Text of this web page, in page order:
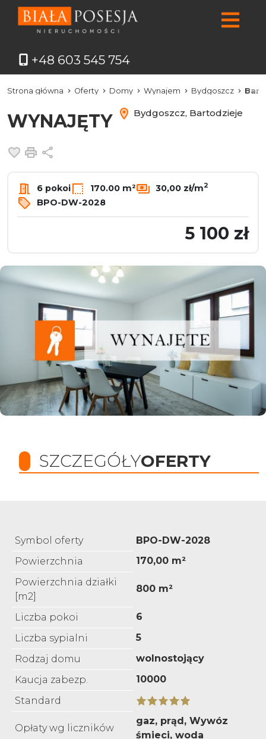
+48 603 545 754
Strona główna Oferty Domy Wynajem Bydgoszcz
WYNAJĘTY Bydgoszcz, Bartodzieje
Dodaj do ulubionych
Drukuj
6 pokoi 170.00 m² 30,00 zł/m2
BPO-DW-2028
5 100 zł
SZCZEGÓŁYOFERTY
Symbol oferty
BPO-DW-2028
Powierzchnia
170,00 m²
Powierzchnia działki
[m2]
800 m²
Liczba pokoi
6
Liczba sypialni
5
Rodzaj domu
wolnostojący
Kaucja zabezp.
10000
Standard
Opłaty wg liczników
gaz, prąd, Wywóz
śmieci, woda